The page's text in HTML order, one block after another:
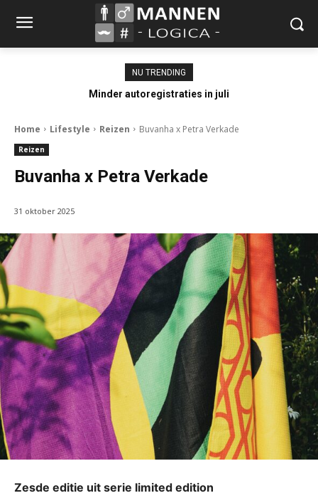
NU TRENDING
Minder autoregistraties in juli
Home Lifestyle Reizen Buvanha x Petra Verkade
Reizen
Buvanha x Petra Verkade
31 oktober 2025
Zesde editie uit serie limited edition